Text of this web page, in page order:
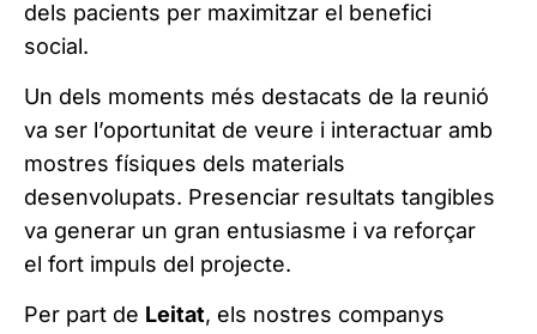
dels pacients per maximitzar el benefici
social.
Un dels moments més destacats de la reunió
va ser l’oportunitat de veure i interactuar amb
mostres físiques dels materials
desenvolupats. Presenciar resultats tangibles
va generar un gran entusiasme i va reforçar
el fort impuls del projecte.
Per part de Leitat, els nostres companys